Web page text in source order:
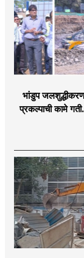
भांडुप जलशुद्धीकरण
प्रकल्पाची कामे